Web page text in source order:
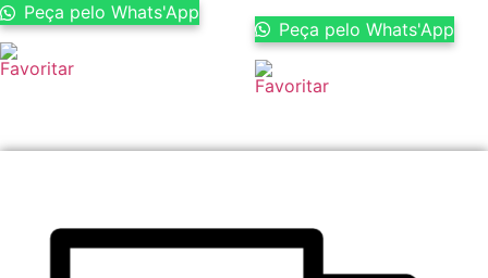
Peça pelo Whats'App
Peça pelo Whats'App